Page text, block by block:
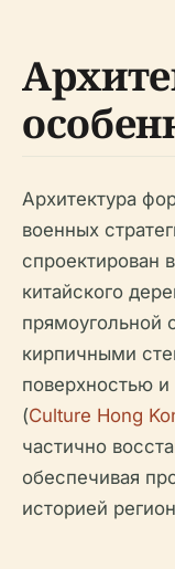
Архитектура
военных
спроектирован
китайского
прямоугольной
кирпичными
поверхностью
(Culture Hong
частично
обеспечивая
историей